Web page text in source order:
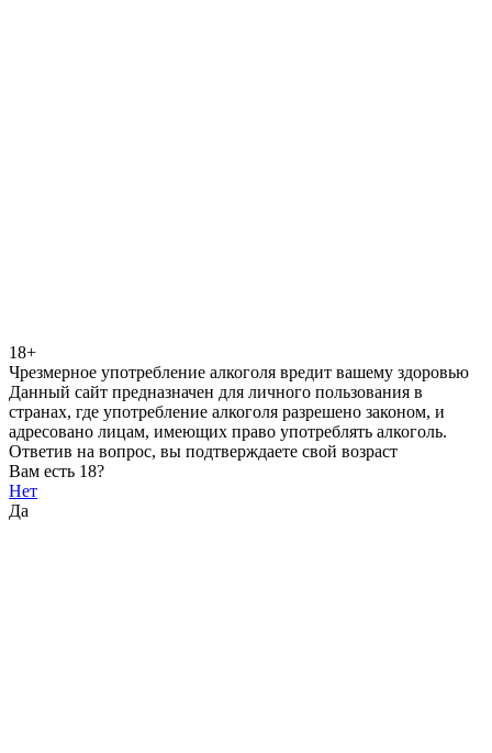
18+
Чрезмерное употребление алкоголя вредит вашему здоровью
Данный сайт предназначен для личного пользования в
странах, где употребление алкоголя разрешено законом, и
адресовано лицам, имеющих право употреблять алкоголь.
Ответив на вопрос, вы подтверждаете свой возраст
Вам есть 18?
Нет
Да